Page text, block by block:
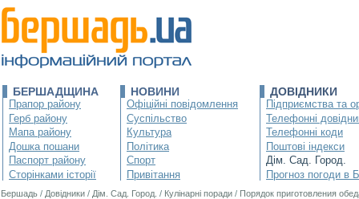
БЕРШАДЩИНА
Прапор району
Герб району
Мапа району
Дошка пошани
Паспорт району
Сторінками історії
НОВИНИ
Офіційні повідомлення
Суспільство
Культура
Політика
Спорт
Привітання
ДОВІДНИКИ
Підприємства та
Телефонні
Телефонні коди
Поштові індекси
Дім. Сад. Город.
Прогноз погоди в
Бершадь / Довідники / Дім. Сад. Город. / Кулінарні поради / Порядок приготовления